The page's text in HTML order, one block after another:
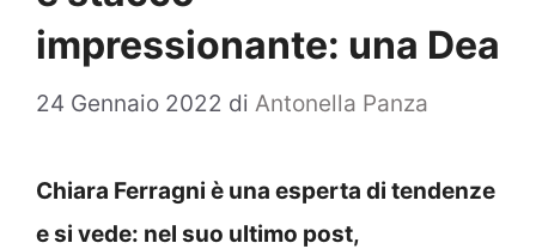
impressionante: una Dea
24 Gennaio 2022 di Antonella Panza
Chiara Ferragni è una esperta di tendenze
e si vede: nel suo ultimo post,